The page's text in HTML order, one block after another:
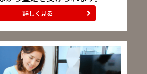
詳しく見る